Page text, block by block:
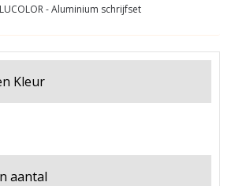
- Aluminium schrijfset
Kleur
aantal